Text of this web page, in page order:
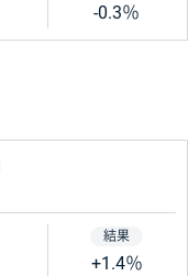
-0.3％
+1.4％